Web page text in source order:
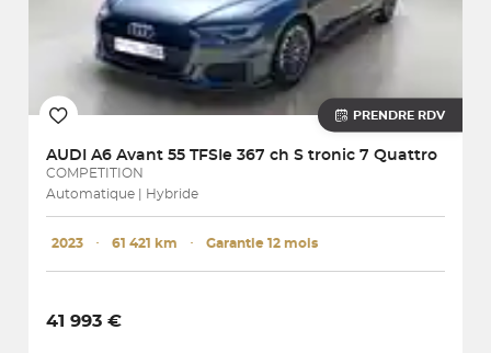
PRENDRE RDV
AUDI A6 Avant 55 TFSIe 367 ch S tronic 7 Quattro
COMPETITION
Automatique | Hybride
2023 ･ 61 421 km ･ Garantie 12 mois
41 993 €